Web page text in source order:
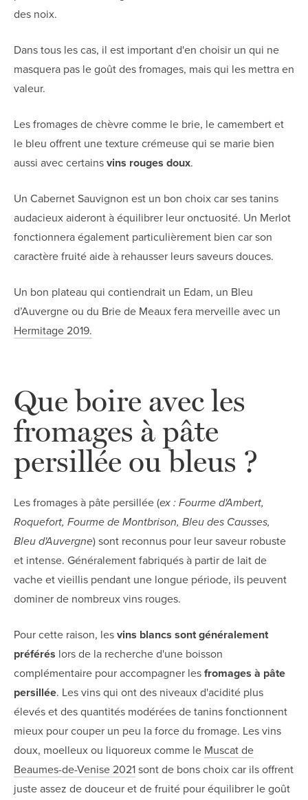
des noix.
Dans tous les cas, il est important d'en choisir un qui ne
masquera pas le goût des fromages, mais qui les mettra en
valeur.
Les fromages de chèvre comme le brie, le camembert et
le bleu offrent une texture crémeuse qui se marie bien
aussi avec certains vins rouges doux.
Un Cabernet Sauvignon est un bon choix car ses tanins
audacieux aideront à équilibrer leur onctuosité. Un Merlot
fonctionnera également particulièrement bien car son
caractère fruité aide à rehausser leurs saveurs douces.
Un bon plateau qui contiendrait un Edam, un Bleu
d’Auvergne ou du Brie de Meaux fera merveille avec un
Hermitage 2019.
Que boire avec les
fromages à pâte
persillée ou bleus ?
Les fromages à pâte persillée (ex : Fourme d'Ambert,
Roquefort, Fourme de Montbrison, Bleu des Causses,
Bleu d'Auvergne) sont reconnus pour leur saveur robuste
et intense. Généralement fabriqués à partir de lait de
vache et vieillis pendant une longue période, ils peuvent
dominer de nombreux vins rouges.
Pour cette raison, les vins blancs sont généralement
préférés lors de la recherche d'une boisson
complémentaire pour accompagner les fromages à pâte
persillée. Les vins qui ont des niveaux d'acidité plus
élevés et des quantités modérées de tanins fonctionnent
mieux pour couper un peu la force du fromage. Les vins
doux, moelleux ou liquoreux comme le Muscat de
Beaumes-de-Venise 2021 sont de bons choix car ils offrent
juste assez de douceur et de fruité pour équilibrer le goût